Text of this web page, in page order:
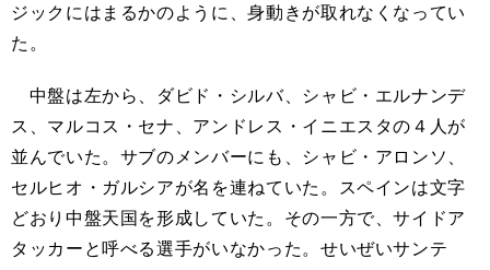
ジックにはまるかのように、身動きが取れなくなってい
た。
中盤は左から、ダビド・シルバ、シャビ・エルナンデ
ス、マルコス・セナ、アンドレス・イニエスタの４人が
並んでいた。サブのメンバーにも、シャビ・アロンソ、
セルヒオ・ガルシアが名を連ねていた。スペインは文字
どおり中盤天国を形成していた。その一方で、サイドア
タッカーと呼べる選手がいなかった。せいぜいサンテ